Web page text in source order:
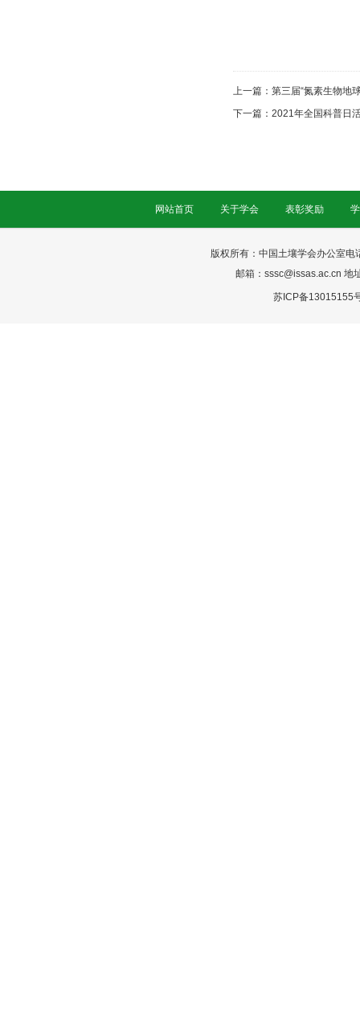
上一篇： 第三届“氮素生物地
下一篇： 2021年全国科普日
网站首页 关于学会 表彰奖励
版权所有：中国土壤学会办公室
邮箱：sssc@issas.ac.cn 地
苏ICP备13015155